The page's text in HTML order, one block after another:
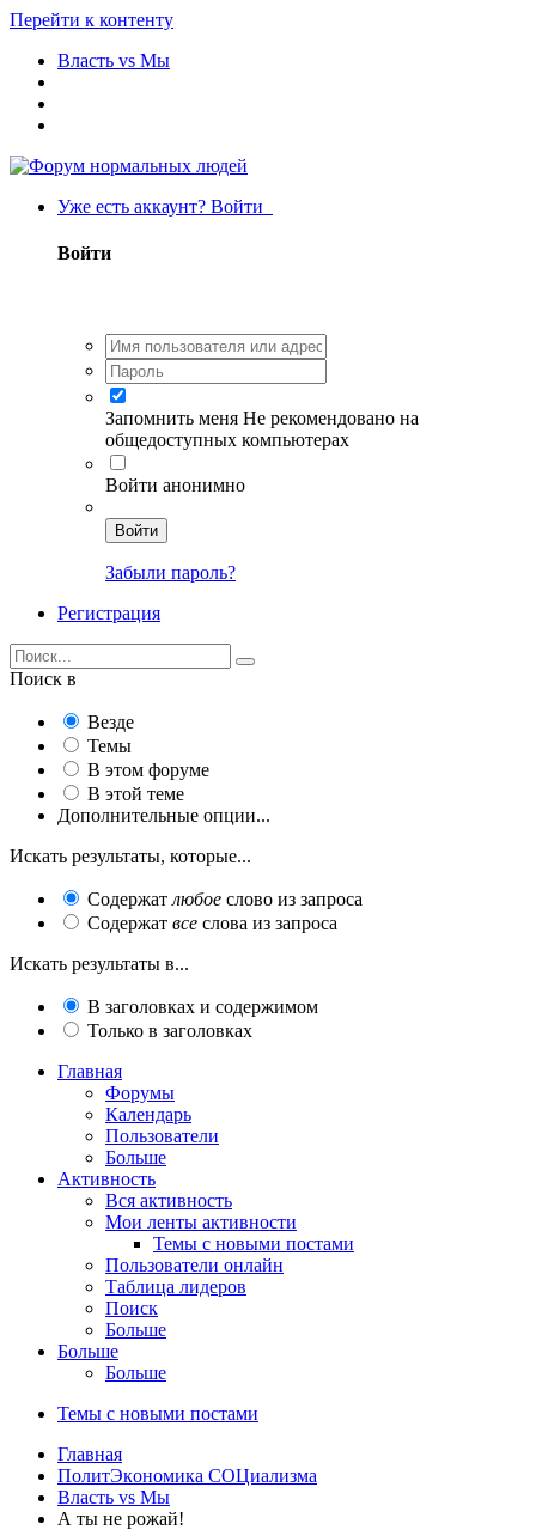
Перейти к контенту
Власть vs Мы
Уже есть аккаунт? Войти
Войти
Запомнить меня Не рекомендовано на
общедоступных компьютерах
Войти анонимно
Войти
Забыли пароль?
Регистрация
Поиск в
Везде
Темы
В этом форуме
В этой теме
Дополнительные опции...
Искать результаты, которые...
Содержат любое слово из запроса
Содержат все слова из запроса
Искать результаты в...
В заголовках и содержимом
Только в заголовках
Главная
Форумы
Календарь
Пользователи
Больше
Активность
Вся активность
Мои ленты активности
Темы с новыми постами
Пользователи онлайн
Таблица лидеров
Поиск
Больше
Больше
Больше
Темы с новыми постами
Главная
ПoлитЭкoнoмика СOЦиализма
Власть vs Мы
А ты не рожай!